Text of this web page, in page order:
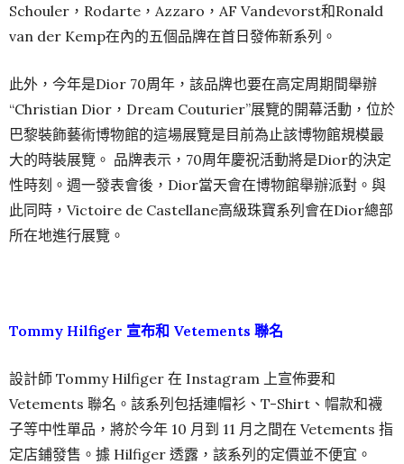
Schouler，Rodarte，Azzaro，AF Vandevorst和Ronald
van der Kemp在內的五個品牌在首日發佈新系列。
此外，今年是Dior 70周年，該品牌也要在高定周期間舉辦
“Christian Dior，Dream Couturier”展覽的開幕活動，位於
巴黎裝飾藝術博物館的這場展覽是目前為止該博物館規模最
大的時裝展覽。 品牌表示，70周年慶祝活動將是Dior的決定
性時刻。週一發表會後，Dior當天會在博物館舉辦派對。與
此同時，Victoire de Castellane高級珠寶系列會在Dior總部
所在地進行展覽。
Tommy Hilfiger 宣布和 Vetements 聯名
設計師 Tommy Hilfiger 在 Instagram 上宣佈要和
Vetements 聯名。該系列包括連帽衫、T-Shirt、帽款和襪
子等中性單品，將於今年 10 月到 11 月之間在 Vetements 指
定店鋪發售。據 Hilfiger 透露，該系列的定價並不便宜。